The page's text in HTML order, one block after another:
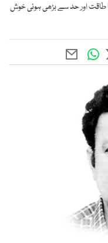
اور حد سے بڑھی ہوئی خوش